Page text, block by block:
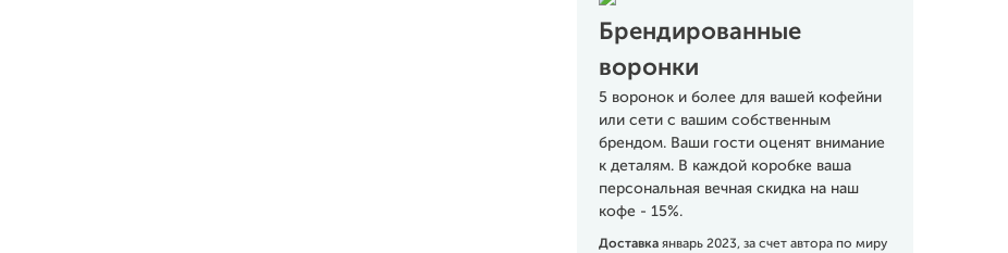
Брендированные
воронки
5 воронок и более для вашей кофейни
или сети с вашим собственным
брендом. Ваши гости оценят внимание
к деталям. В каждой коробке ваша
персональная вечная скидка на наш
кофе - 15%.
Доставка январь 2023, за счет автора по миру